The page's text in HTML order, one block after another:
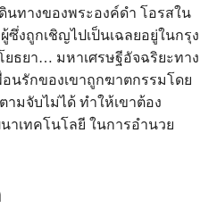
นทางของพระองค์ดำ โอรสใน
ซึ่งถูกเชิญไปเป็นเฉลยอยู่ในกรุง
ยธยา… มหาเศรษฐีอัจฉริยะทาง
นรักของเขาถูกฆาตกรรมโดย
มจับไม่ได้ ทำให้เขาต้อง
าเทคโนโลยี ในการอำนวย